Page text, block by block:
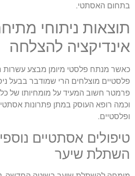
בתחום האסתטי.
תוצאות ניתוחי
אינדיקציה להצלחה
כאשר מנתח פלסטי מיומן מבצע עשרות
פלסטיים מוצלחים הרי שמודבר בבעל
פרמטר חשוב המעיד על מומחיותו של
וכמה רופא העוסק במתן פתרונות
ופלסטיים.
טיפולים אסתטיים
השתלת שיער